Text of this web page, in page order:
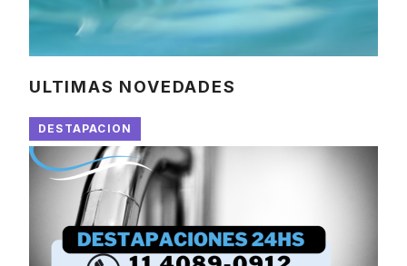
ULTIMAS NOVEDADES
DESTAPACION